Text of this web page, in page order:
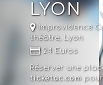
LYON
Improvidence
théâtre, Lyon
24 Euros
Réserver une
ticketac.com